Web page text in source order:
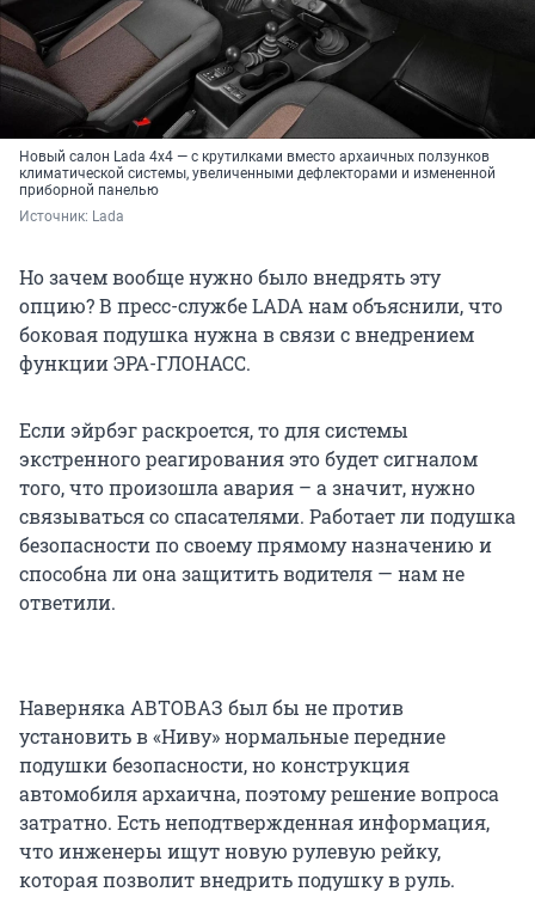
Новый салон Lada 4x4 — с крутилками вместо архаичных ползунков
климатической системы, увеличенными дефлекторами и измененной
приборной панелью
Источник: Lada
Но зачем вообще нужно было внедрять эту
опцию? В пресс-службе LADA нам объяснили, что
боковая подушка нужна в связи с внедрением
функции ЭРА-ГЛОНАСС.
Если эйрбэг раскроется, то для системы
экстренного реагирования это будет сигналом
того, что произошла авария – а значит, нужно
связываться со спасателями. Работает ли подушка
безопасности по своему прямому назначению и
способна ли она защитить водителя — нам не
ответили.
Наверняка АВТОВАЗ был бы не против
установить в «Ниву» нормальные передние
подушки безопасности, но конструкция
автомобиля архаична, поэтому решение вопроса
затратно. Есть неподтвержденная информация,
что инженеры ищут новую рулевую рейку,
которая позволит внедрить подушку в руль.